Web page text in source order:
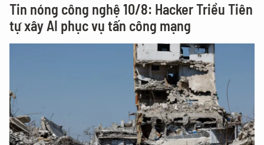
Tin nóng công nghệ 10/8: Hacker Triều Tiên
tự xây AI phục vụ tấn công mạng